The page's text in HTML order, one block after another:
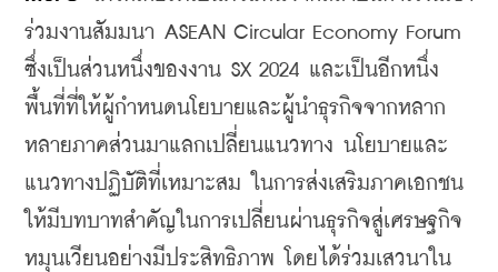
ร่วมงานสัมมนา ASEAN Circular Economy Forum
ซึ่งเป็นส่วนหนึ่งของงาน SX 2024 และเป็นอีกหนึ่ง
พื้นที่ที่ให้ผู้กำหนดนโยบายและผู้นำธุรกิจจากหลาก
หลายภาคส่วนมาแลกเปลี่ยนแนวทาง นโยบายและ
แนวทางปฏิบัติที่เหมาะสม ในการส่งเสริมภาคเอกชน
ให้มีบทบาทสำคัญในการเปลี่ยนผ่านธุรกิจสู่เศรษฐกิจ
หมุนเวียนอย่างมีประสิทธิภาพ โดยได้ร่วมเสวนาใน